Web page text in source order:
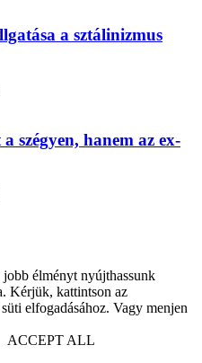
a sztálinizmus
szégyen, hanem az ex-
élményt nyújthassunk
Kérjük, kattintson az
elfogadásához. Vagy menjen
ACCEPT ALL